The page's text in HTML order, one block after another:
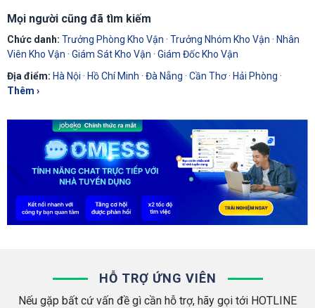
Mọi người cũng đã tìm kiếm
Chức danh: Trưởng Phòng Kho Vận · Trưởng Nhóm Kho Vận · Nhân
Viên Kho Vận · Giám Sát Kho Vận · Giám Đốc Kho Vận
Địa điểm: Hà Nội · Hồ Chí Minh · Đà Nẵng · Cần Thơ· Hải Phòng ·
Thêm ›
HỖ TRỢ ỨNG VIÊN
Nếu gặp bất cứ vấn đề gì cần hỗ trợ, hãy gọi tới HOTLINE